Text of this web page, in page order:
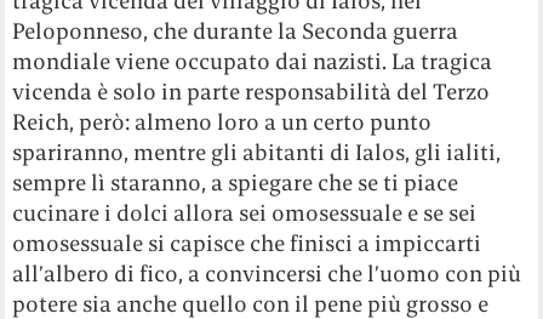
Peloponneso, che durante la Seconda guerra
mondiale viene occupato dai nazisti. La tragica
vicenda è solo in parte responsabilità del Terzo
Reich, però: almeno loro a un certo punto
spariranno, mentre gli abitanti di Ialos, gli ialiti,
sempre lì staranno, a spiegare che se ti piace
cucinare i dolci allora sei omosessuale e se sei
omosessuale si capisce che finisci a impiccarti
all’albero di fico, a convincersi che l’uomo con più
potere sia anche quello con il pene più grosso e